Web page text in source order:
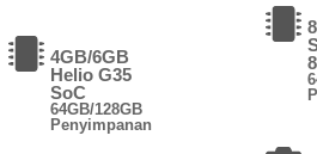
4GB/6GB
Helio G35
SoC
64GB/128GB
Penyimpanan